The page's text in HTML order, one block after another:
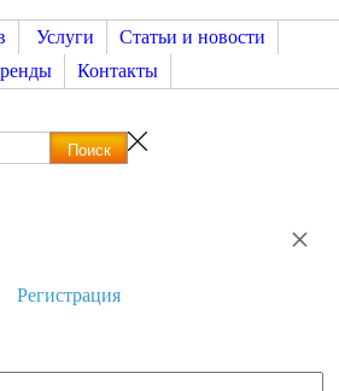
Услуги
Статьи и новости
Контакты
×
Регистрация